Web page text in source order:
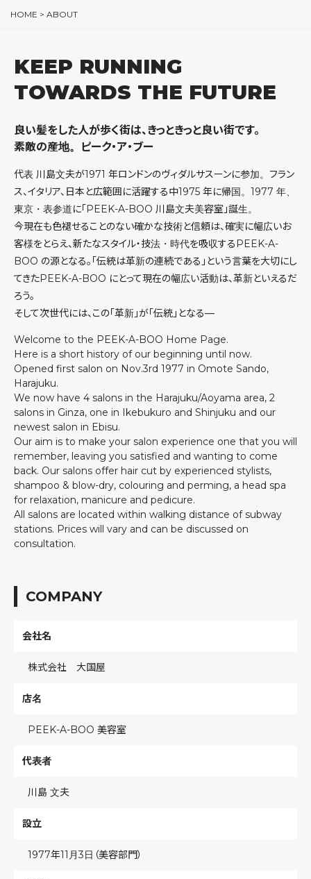
HOME > ABOUT
KEEP RUNNING
TOWARDS THE FUTURE
良い髪をした人が歩く街は、きっときっと良い街です。
素敵の産地。ピーク・ア・ブー
代表 川島文夫が1971 年ロンドンのヴィダルサスーンに参加。フラン
ス、イタリア、日本と広範囲に活躍する中1975 年に帰国。1977 年、
東京・表参道に「PEEK-A-BOO 川島文夫美容室」誕生。
今現在も色褪せることのない確かな技術と信頼は、確実に幅広いお
客様をとらえ、新たなスタイル・技法・時代を吸収するPEEK-A-
BOO の源となる。「伝統は革新の連続である」という言葉を大切にし
てきたPEEK-A-BOO にとって現在の幅広い活動は、革新といえるだ
ろう。
そして次世代には、この「革新」が「伝統」となる―
Welcome to the PEEK-A-BOO Home Page.
Here is a short history of our beginning until now.
Opened first salon on Nov.3rd 1977 in Omote Sando,
Harajuku.
We now have 4 salons in the Harajuku/Aoyama area, 2
salons in Ginza, one in Ikebukuro and Shinjuku and our
newest salon in Ebisu.
Our aim is to make your salon experience one that you will
remember, leaving you satisfied and wanting to come
back. Our salons offer hair cut by experienced stylists,
shampoo & blow-dry, colouring and perming, a head spa
for relaxation, manicure and pedicure.
All salons are located within walking distance of subway
stations. Prices will vary and can be discussed on
consultation.
COMPANY
会社名
株式会社 大国屋
店名
PEEK-A-BOO 美容室
代表者
川島 文夫
設立
1977年11月3日（美容部門）